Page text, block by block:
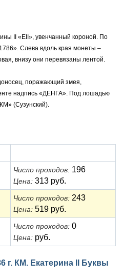
II «ЕII», увенчанный короной. По
Слева вдоль края монеты –
внизу они перевязаны лентой.
поражающий змея,
надпись «ДЕНГА». Под лошадью
(Сузунский).
Число проходов: 196
Цена: 313 руб.
Число проходов: 243
Цена: 519 руб.
Число проходов: 0
Цена: руб.
г. КМ. Екатерина II Буквы